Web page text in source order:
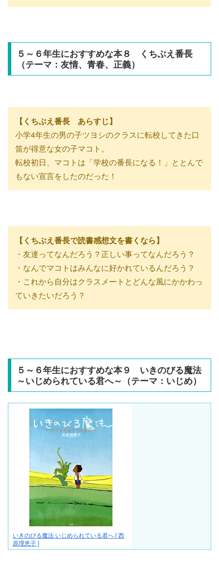
５～６年生におすすめな本８ くちぶえ番長
（テーマ：友情、青春、正義）
【くちぶえ番長 あらすじ】
小学4年生の男の子ツヨシのクラスに転校してきた口
笛が得意な女の子マコト。
転校初日、マコトは「学校の番長になる！」ととんで
もない宣言をしたのだった！
【くちぶえ番長で読書感想文を書くなら】
・友達ってなんだろう？正しい事ってなんだろう？
・なんでマコトはみんなに好かれているんだろう？
・これから自分はクラスメートとどんな風にかかわっ
ていきたいだろう？
５～６年生におすすめな本９ いきのびる魔法
～いじめられている君へ～（テーマ：いじめ）
いきのびる魔法 いじめられている君へ [ 西
原理恵子 ]